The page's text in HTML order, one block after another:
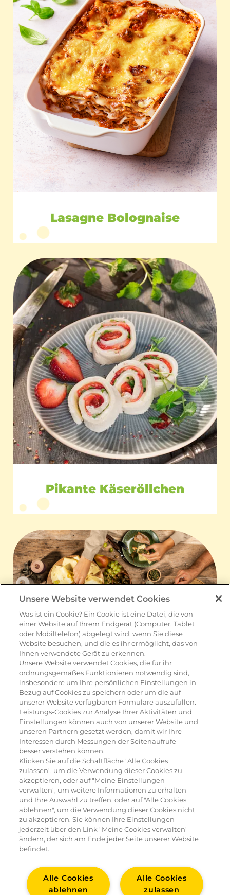
Lasagne Bolognaise
Pikante Käseröllchen
Advents-Znacht mit
weihnachtlichen Käsebroten
Unsere Website verwendet Cookies
Was ist ein Cookie? Ein Cookie ist eine Datei, die von
einer Website auf Ihrem Endgerät (Computer, Tablet
oder Mobiltelefon) abgelegt wird, wenn Sie diese
Website besuchen, und die es ihr ermöglicht, das von
Ihnen verwendete Gerät zu erkennen.
Unsere Website verwendet Cookies, die für ihr
ordnungsgemäßes Funktionieren notwendig sind,
insbesondere um Ihre persönlichen Einstellungen in
Bezug auf Cookies zu speichern oder um die auf
unserer Website verfügbaren Formulare auszufüllen.
Leistungs-Cookies zur Analyse Ihrer Aktivitäten und
Einstellungen können auch von unserer Website und
unseren Partnern gesetzt werden, damit wir Ihre
Interessen durch Messungen der Seitenaufrufe
besser verstehen können.
Klicken Sie auf die Schaltfläche "Alle Cookies
zulassen", um die Verwendung dieser Cookies zu
akzeptieren, oder auf "Meine Einstellungen
verwalten", um weitere Informationen zu erhalten
und Ihre Auswahl zu treffen, oder auf "Alle Cookies
ablehnen", um die Verwendung dieser Cookies nicht
zu akzeptieren. Sie können Ihre Einstellungen
jederzeit über den Link "Meine Cookies verwalten"
ändern, der sich am Ende jeder Seite unserer Website
befindet.
Alle Cookies
zulassen
Alle Cookies
ablehnen